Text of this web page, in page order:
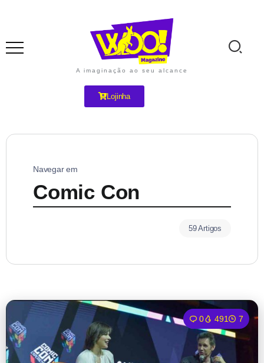
A imaginação ao seu alcance
Lojinha
Navegar em
Comic Con
59 Artigos
0 491 7